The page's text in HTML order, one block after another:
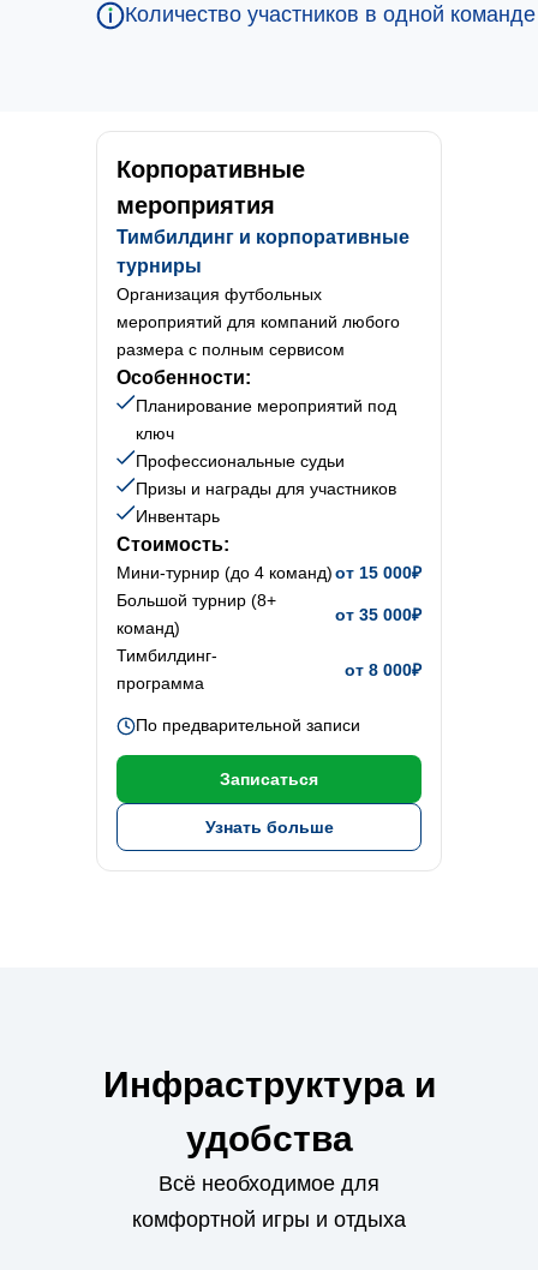
Количество участников в одной
Корпоративные
мероприятия
Тимбилдинг и корпоративные
турниры
Организация футбольных
мероприятий для компаний любого
размера с полным сервисом
Особенности:
Планирование мероприятий под
ключ
Профессиональные судьи
Призы и награды для участников
Инвентарь
Стоимость:
Мини-турнир (до 4 команд)от 15 000₽
Большой турнир (8+
команд)
от 35 000₽
Тимбилдинг-
программа
от 8 000₽
По предварительной записи
Записаться
Узнать больше
Инфраструктура и
удобства
Всё необходимое для
комфортной игры и отдыха